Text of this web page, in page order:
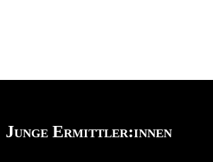
Junge Ermittler:innen